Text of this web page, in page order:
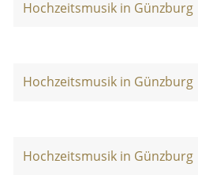
Hochzeitsmusik in Günzburg
Hochzeitsmusik in Günzburg
Hochzeitsmusik in Günzburg